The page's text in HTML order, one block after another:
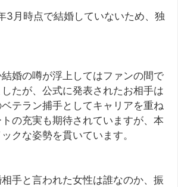
3月時点で結婚していないため、独
婚の噂が浮上してはファンの間で
たが、公式に発表されたお相手は
テラン捕手としてキャリアを重ね
の充実も期待されていますが、本
クな姿勢を貫いています。
手と言われた女性は誰なのか、振